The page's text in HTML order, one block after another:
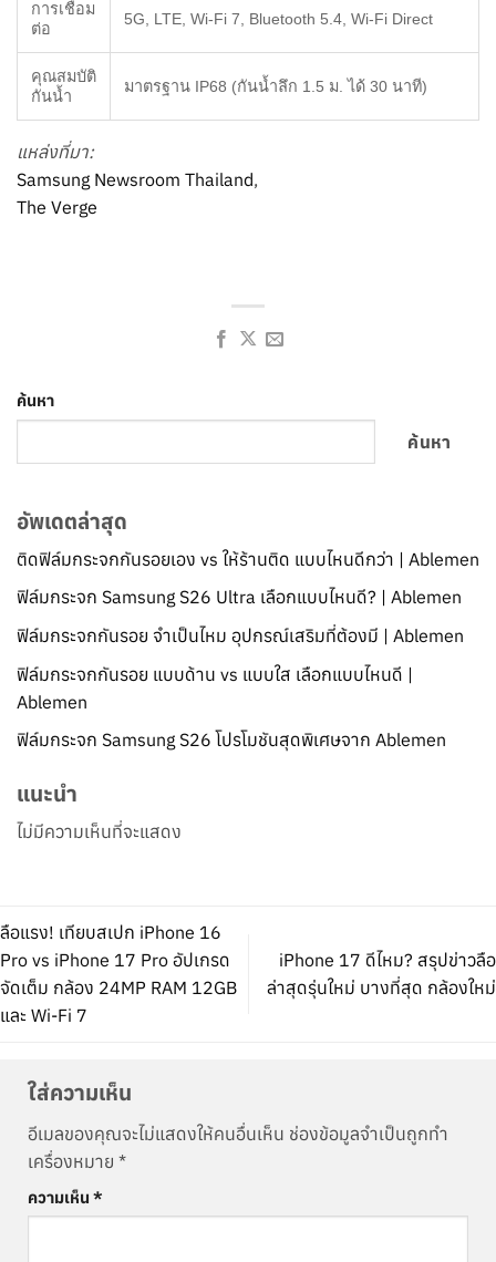
ค้นหา
ค้นหา
อัพเดตล่าสุด
ติดฟิล์มกระจกกันรอยเอง vs ให้ร้านติด แบบไหนดีกว่า | Ablemen
ฟิล์มกระจก Samsung S26 Ultra เลือกแบบไหนดี? | Ablemen
ฟิล์มกระจกกันรอย จำเป็นไหม อุปกรณ์เสริมที่ต้องมี | Ablemen
ฟิล์มกระจกกันรอย แบบด้าน vs แบบใส เลือกแบบไหนดี |
Ablemen
ฟิล์มกระจก Samsung S26 โปรโมชันสุดพิเศษจาก Ablemen
แนะนำ
ไม่มีความเห็นที่จะแสดง
การเชื่อม
ต่อ
5G, LTE, Wi-Fi 7, Bluetooth 5.4, Wi-Fi Direct
คุณสมบัติ
กันน้ำ
มาตรฐาน IP68 (กันน้ำลึก 1.5 ม. ได้ 30 นาที)
แหล่งที่มา:
Samsung Newsroom Thailand,
The Verge
ลือแรง! เทียบสเปก iPhone 16
Pro vs iPhone 17 Pro อัปเกรด
จัดเต็ม กล้อง 24MP RAM 12GB
และ Wi-Fi 7
iPhone 17 ดีไหม? สรุปข่าวลือ
ล่าสุดรุ่นใหม่ บางที่สุด กล้องใหม่
ใส่ความเห็น
อีเมลของคุณจะไม่แสดงให้คนอื่นเห็น ช่องข้อมูลจำเป็นถูกทำ
เครื่องหมาย *
ความเห็น *